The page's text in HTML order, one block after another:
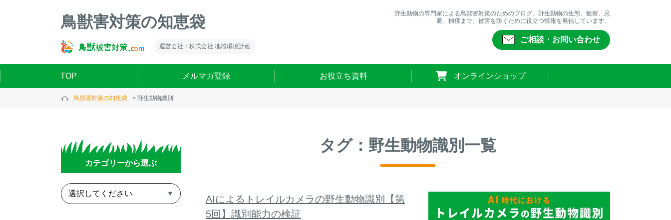
鳥獣害対策の知恵袋
運営会社：株式会社 地域環境計画
野生動物の専門家による鳥獣害対策のためのブログ。野生動物の生態、観察、忌
避、捕獲まで、被害を防ぐために役立つ情報を発信しています。
ご相談・お問い合わせ
TOP メルマガ登録 お役立ち資料 オンラインショップ
鳥獣害対策の知恵袋 野生動物識別
カテゴリーから選ぶ
タグ：野生動物識別一覧
AIによるトレイルカメラの野生動物識別【第
5回】識別能力の検証